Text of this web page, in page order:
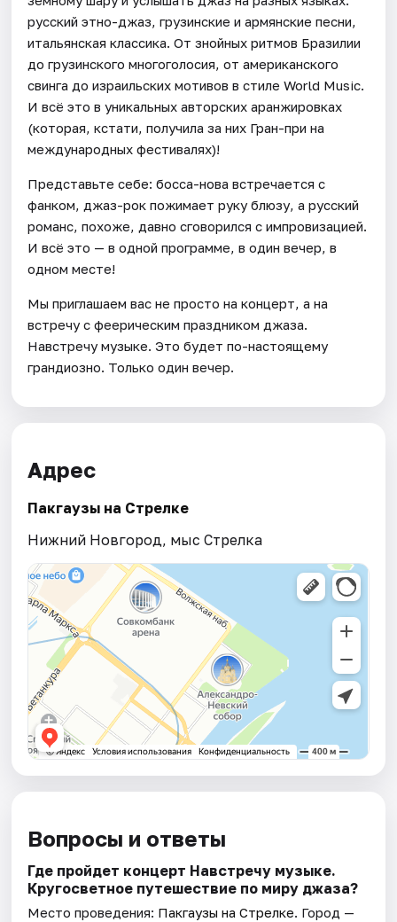
русский этно-джаз, грузинские и армянские песни,
итальянская классика. От знойных ритмов Бразилии
до грузинского многоголосия, от американского
свинга до израильских мотивов в стиле World Music.
И всё это в уникальных авторских аранжировках
(которая, кстати, получила за них Гран-при на
международных фестивалях)!
Представьте себе: босса-нова встречается с
фанком, джаз-рок пожимает руку блюзу, а русский
романс, похоже, давно сговорился с импровизацией.
И всё это — в одной программе, в один вечер, в
одном месте!
Мы приглашаем вас не просто на концерт, а на
встречу с феерическим праздником джаза.
Навстречу музыке. Это будет по-настоящему
грандиозно. Только один вечер.
Адрес
Пакгаузы на Стрелке
Нижний Новгород, мыс Стрелка
Вопросы и ответы
Где пройдет концерт Навстречу музыке.
Кругосветное путешествие по миру джаза?
Место проведения: Пакгаузы на Стрелке. Город —